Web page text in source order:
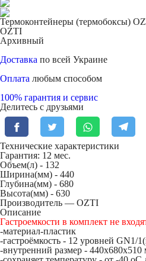
Термоконтейнеры (термобоксы)
OZTI
Архивный
Доставка по всей Украине
Оплата любым способом
100% гарантия и сервис
Делитесь с друзьями
Технические характеристики
Гарантия: 12 мес.
Объем(л) - 132
Ширина(мм) - 440
Глубина(мм) - 680
Высота(мм) - 630
Производитель — OZTI
Описание
Гастроемкости в комплект не
-материал-пластик
-гастроёмкость - 12 уровней GN1/
-внутренний размер - 440х680х510